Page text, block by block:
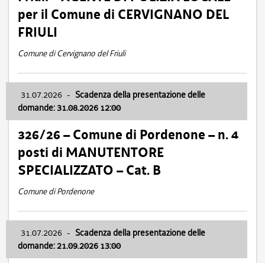
per il Comune di CERVIGNANO DEL
FRIULI
Comune di Cervignano del Friuli
31.07.2026 - Scadenza della presentazione delle
domande: 31.08.2026 12:00
326/26 – Comune di Pordenone – n. 4
posti di MANUTENTORE
SPECIALIZZATO – Cat. B
Comune di Pordenone
31.07.2026 - Scadenza della presentazione delle
domande: 21.09.2026 13:00